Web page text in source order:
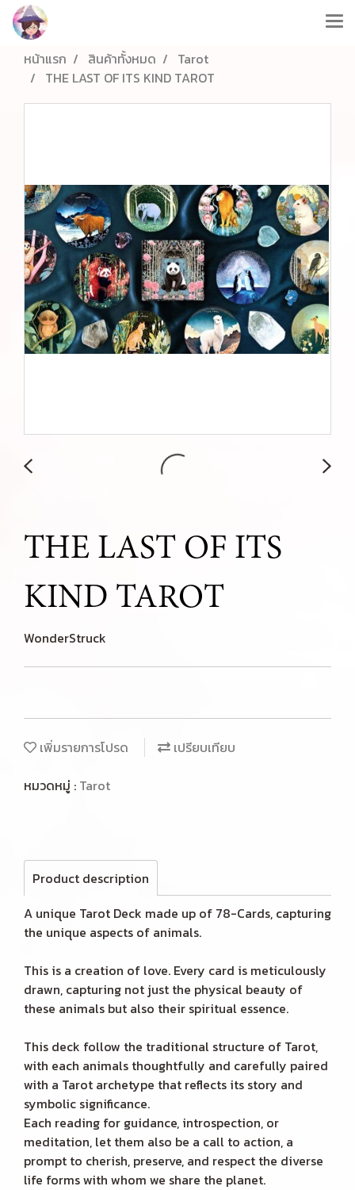
หน้าแรก สินค้าทั้งหมด
Tarot
THE LAST OF ITS KIND TAROT
THE LAST OF ITS
KIND TAROT
WonderStruck
เพิ่มรายการโปรด
เปรียบเทียบ
หมวดหมู่ : Tarot
Product description
A unique Tarot Deck made up of 78-Cards, capturing
the unique aspects of animals.
This is a creation of love. Every card is meticulously
drawn, capturing not just the physical beauty of
these animals but also their spiritual essence.
This deck follow the traditional structure of Tarot,
with each animals thoughtfully and carefully paired
with a Tarot archetype that reflects its story and
symbolic significance.
Each reading for guidance, introspection, or
meditation, let them also be a call to action, a
prompt to cherish, preserve, and respect the diverse
life forms with whom we share the planet.